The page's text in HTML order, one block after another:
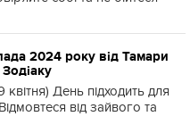
2024 року від Тамари
День підходить для
від зайвого та